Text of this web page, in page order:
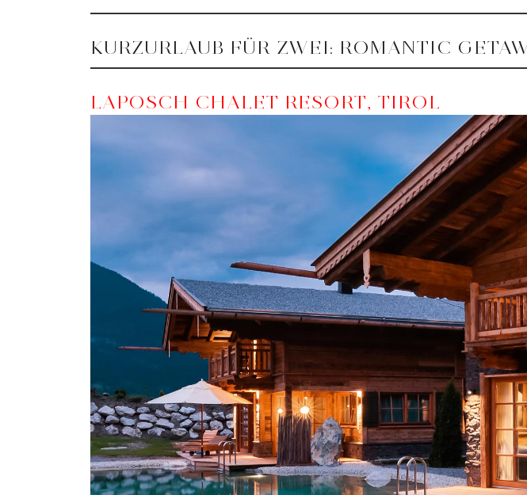
KURZURLAUB FÜR ZWEI: ROMANTIC
LAPOSCH CHALET RESORT, TIROL